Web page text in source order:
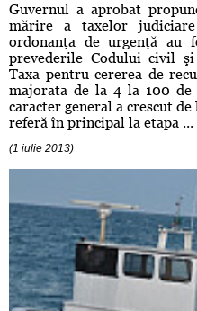
Guvernul a aprobat
mărire a taxelor
ordonanţa de urgenţă au
prevederile Codului civil
Taxa pentru cererea de
majorata de la 4 la 100
caracter general a crescut
referă în principal la etapa ...
(1 iulie 2013)